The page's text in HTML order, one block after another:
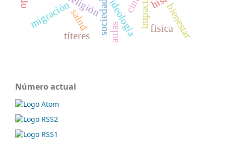
migración sociedadideología bienestar
salud
títeres
física
aulas
Número actual